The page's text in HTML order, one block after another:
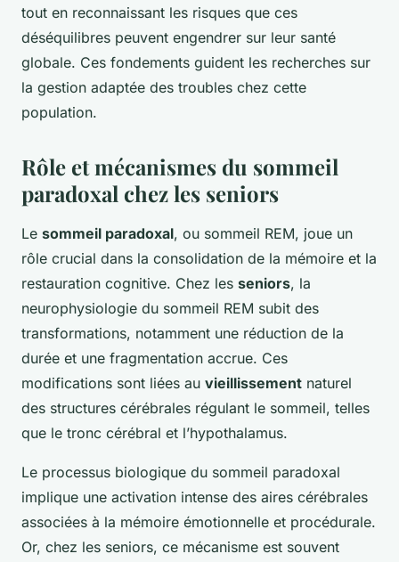
tout en reconnaissant les risques que ces
déséquilibres peuvent engendrer sur leur santé
globale. Ces fondements guident les recherches sur
la gestion adaptée des troubles chez cette
population.
Rôle et mécanismes du sommeil
paradoxal chez les seniors
Le sommeil paradoxal, ou sommeil REM, joue un
rôle crucial dans la consolidation de la mémoire et la
restauration cognitive. Chez les seniors, la
neurophysiologie du sommeil REM subit des
transformations, notamment une réduction de la
durée et une fragmentation accrue. Ces
modifications sont liées au vieillissement naturel
des structures cérébrales régulant le sommeil, telles
que le tronc cérébral et l’hypothalamus.
Le processus biologique du sommeil paradoxal
implique une activation intense des aires cérébrales
associées à la mémoire émotionnelle et procédurale.
Or, chez les seniors, ce mécanisme est souvent